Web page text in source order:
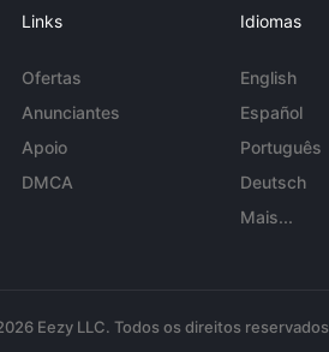
Links
Ofertas
Anunciantes
Apoio
DMCA
Idiomas
English
Español
Português
Deutsch
Mais...
Eezy LLC. Todos os direitos reservados